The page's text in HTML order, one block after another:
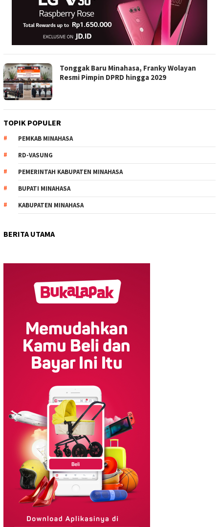
Tonggak Baru Minahasa, Franky Wolayan
Resmi Pimpin DPRD hingga 2029
TOPIK POPULER
PEMKAB MINAHASA
RD-VASUNG
PEMERINTAH KABUPATEN MINAHASA
BUPATI MINAHASA
KABUPATEN MINAHASA
BERITA UTAMA